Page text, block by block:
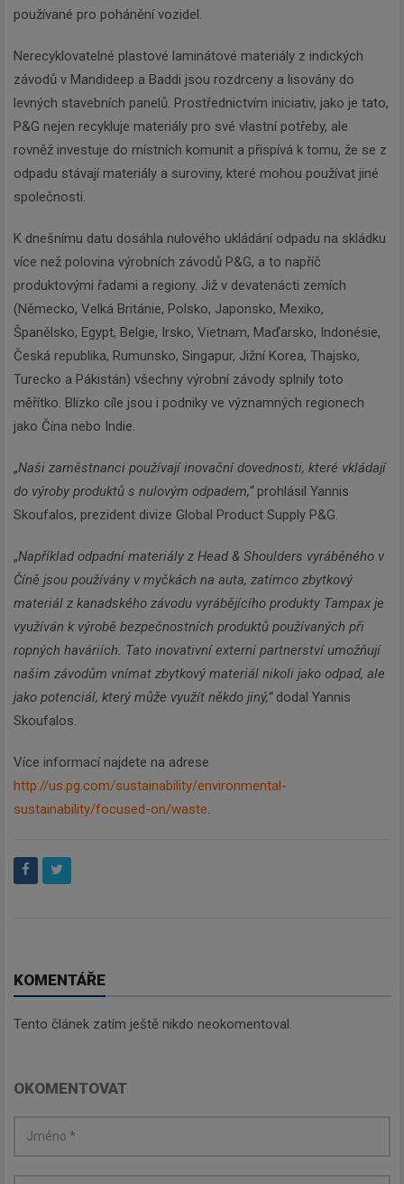
používané pro pohánění vozidel.
Nerecyklovatelné plastové laminátové materiály z indických
závodů v Mandideep a Baddi jsou rozdrceny a lisovány do
levných stavebních panelů. Prostřednictvím iniciativ, jako je tato,
P&G nejen recykluje materiály pro své vlastní potřeby, ale
rovněž investuje do místních komunit a přispívá k tomu, že se z
odpadu stávají materiály a suroviny, které mohou používat jiné
společnosti.
K dnešnímu datu dosáhla nulového ukládání odpadu na skládku
více než polovina výrobních závodů P&G, a to napříč
produktovými řadami a regiony. Již v devatenácti zemích
(Německo, Velká Británie, Polsko, Japonsko, Mexiko,
Španělsko, Egypt, Belgie, Irsko, Vietnam, Maďarsko, Indonésie,
Česká republika, Rumunsko, Singapur, Jižní Korea, Thajsko,
Turecko a Pákistán) všechny výrobní závody splnily toto
měřítko. Blízko cíle jsou i podniky ve významných regionech
jako Čína nebo Indie.
„Naši zaměstnanci používají inovační dovednosti, které vkládají
do výroby produktů s nulovým odpadem,“prohlásil Yannis
Skoufalos, prezident divize Global Product Supply P&G.
„Například odpadní materiály z Head & Shoulders vyráběného v
Číně jsou používány v myčkách na auta, zatímco zbytkový
materiál z kanadského závodu vyrábějícího produkty Tampax je
využíván k výrobě bezpečnostních produktů používaných při
ropných haváriích. Tato inovativní externí partnerství umožňují
našim závodům vnímat zbytkový materiál nikoli jako odpad, ale
jako potenciál, který může využít někdo jiný,”dodal Yannis
Skoufalos.
Více informací najdete na adrese
http://us.pg.com/sustainability/environmental-
sustainability/focused-on/waste.
KOMENTÁŘE
Tento článek zatím ještě nikdo neokomentoval.
OKOMENTOVAT